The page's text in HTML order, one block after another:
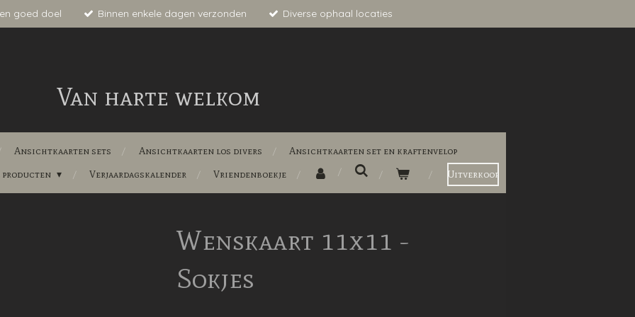
goed doel Binnen enkele dagen verzonden Diverse ophaal locaties
Van harte welkom
Ansichtkaarten sets Ansichtkaarten los divers
Ansichtkaarten set en kraftenvelop
producten Verjaardagskalender Vriendenboekje Uitverkoop
Wenskaart 11x11 -
Sokjes